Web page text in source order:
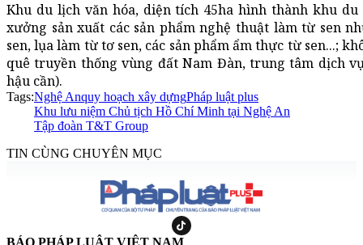
Khu du lịch văn hóa, diện tích 45ha hình thành khu
xưởng sản xuất các sản phẩm nghệ thuật làm từ sen
sen, lụa làm từ tơ sen, các sản phẩm ẩm thực từ sen...;
quê truyền thống vùng đất Nam Đàn, trung tâm dịch
hậu cần).
Tags:Nghệ Anquy hoạch xây dựngPháp luật plus
Khu lưu niệm Chủ tịch Hồ Chí Minh tại Nghệ An
Tập đoàn T&T Group
TIN CÙNG CHUYÊN MỤC